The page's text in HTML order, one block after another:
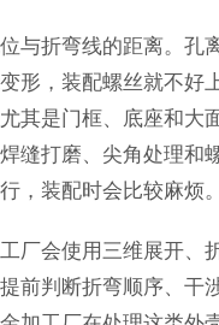
与折弯线的距离。孔
形，装配螺丝就不好
其是门框、底座和大
缝打磨、尖角处理和
，装配时会比较麻烦。
厂会使用三维展开、
前判断折弯顺序、干